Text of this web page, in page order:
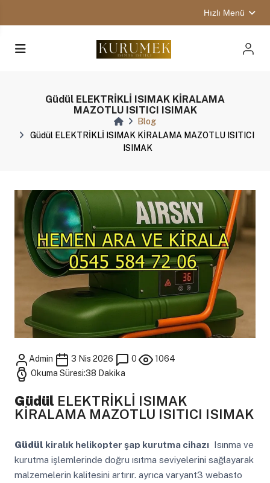
Hızlı Menü
Güdül ELEKTRİKLİ ISIMAK KİRALAMA
MAZOTLU ISITICI ISIMAK
Blog
Güdül ELEKTRİKLİ ISIMAK KİRALAMA MAZOTLU ISITICI
ISIMAK
Admin 3 Nis 2026 0
1064
Okuma Süresi:38 Dakika
Güdül ELEKTRİKLİ ISIMAK
KİRALAMA MAZOTLU ISITICI ISIMAK
Güdül kiralık helikopter şap kurutma cihazıIsınma ve
kurutma işlemlerinde doğru ısıtma seviyelerini sağlayarak
malzemelerin kalitesini artırır. ayrıca varyant3 webasto